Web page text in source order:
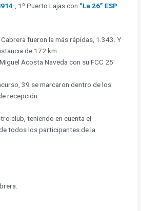
·, 1º Puerto Lajas con “La 26” ESP
fueron la más rápidas, 1.343. Y
de 172 km.
Acosta Naveda con su FCC 25
39 se marcaron dentro de los
recepción
club, teniendo en cuenta el
todos los participantes de la